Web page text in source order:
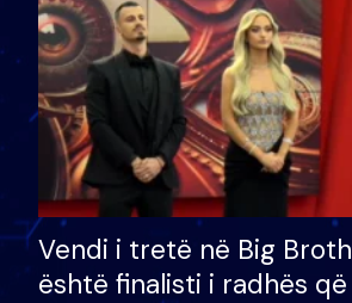
Vendi i tretë në Big
është finalisti i radhës